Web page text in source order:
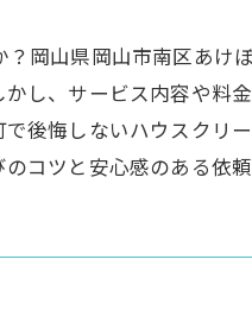
岡山県岡山市南区あ
し、サービス内容や料
後悔しないハウスク
コツと安心感のある依